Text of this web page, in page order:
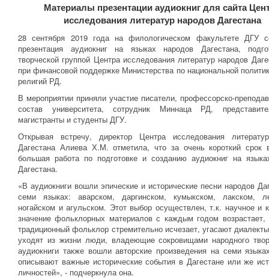
Материалы презентации аудиокниг для сайта
исследования литератур народов Дагестана
28 сентября 2019 года на филологическом факультете ДГУ
презентация аудиокниг на языках народов Дагестана,
творческой группой Центра исследования литератур народов
при финансовой поддержке Министерства по национальной
религий РД.
В мероприятии приняли участие писатели, профессорско-
состав университета, сотрудник Миннаца РД,
магистранты и студенты ДГУ.
Открывая встречу, директор Центра исследования
Дагестана Алиева Х.М. отметила, что за очень короткий срок
большая работа по подготовке и созданию аудиокниг на
Дагестана.
«В аудиокниги вошли эпические и исторические песни народов
семи языках: аварском, даргинском, кумыкском, лакском,
ногайском и агульском. Этот выбор осуществлен, т.к. научное и
значение фольклорных материалов с каждым годом возрастает,
традиционный фольклор стремительно исчезает, угасают
уходят из жизни люди, владеющие сокровищами народного
аудиокниги также вошли авторские произведения на семи
описывают важные исторические события в Дагестане или же
личностей», - подчеркнула она.